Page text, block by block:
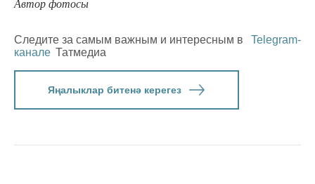
Автор фотосы
Следите за самым важным и интересным в
Telegram-
канале Татмедиа
Яңалыклар битенә керегез